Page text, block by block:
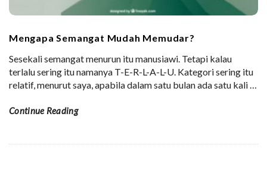
Mengapa Semangat Mudah Memudar?
Sesekali semangat menurun itu manusiawi. Tetapi kalau
terlalu sering itu namanya T-E-R-L-A-L-U. Kategori sering itu
relatif, menurut saya, apabila dalam satu bulan ada satu kali…
Continue Reading